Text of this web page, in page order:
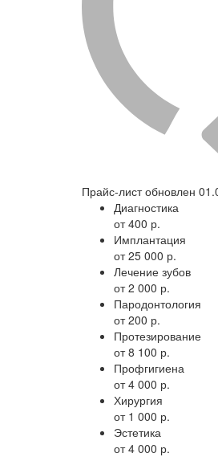
Прайс-лист обновлен
Диагностика
от 400 р.
Имплантация
от 25 000 р.
Лечение зубов
от 2 000 р.
Пародонтология
от 200 р.
Протезирование
от 8 100 р.
Профгигиена
от 4 000 р.
Хирургия
от 1 000 р.
Эстетика
от 4 000 р.